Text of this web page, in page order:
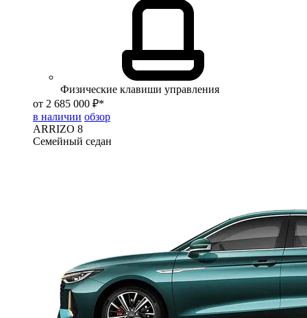
Физические клавиши управления
от 2 685 000 ₽*
в наличии обзор
ARRIZO 8
Семейный седан